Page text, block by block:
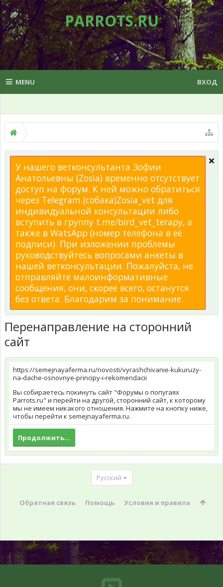
PARROTS.RU
MENU ВХОД
У нашего ветконсультанта Зофии
Анатольевны (Zosia) временно отсутствует
доступ на форум. К ней можно обратиться
через Telegram (собака)Zosia_vet для
индивидуальной консультации либо
вступить в группу t.me/bird_vet_terapy, а
также в WatsApp (номер телефона в её
подписи). При изложении проблемы
руководствуйтесь вопросами анкеты в
нашей ветконсультации. Пожалуйста, не
отправляйте малоинформативные
сообщения, они, скорее всего, останутся
без ответа. Благодарим за понимание.
Перенаправление на сторонний
сайт
https://semejnayaferma.ru/novosti/vyrashchivanie-kukuruzy-
na-dache-osnovnye-principy-i-rekomendacii
Вы собираетесь покинуть сайт "Форумы о попугаях
Parrots.ru" и перейти на другой, сторонний сайт, к которому
мы не имеем никакого отношения. Нажмите на кнопку ниже,
чтобы перейти к semejnayaferma.ru.
Продолжить...
Русский
Обратная связь Помощь Условия и правила